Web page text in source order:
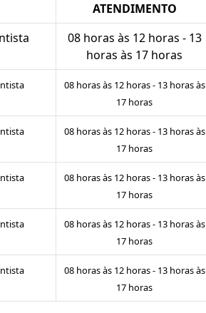
ATENDIMENTO
08 horas às 12 horas - 13
horas às 17 horas
08 horas às 12 horas - 13 horas às
17 horas
08 horas às 12 horas - 13 horas às
17 horas
08 horas às 12 horas - 13 horas às
17 horas
08 horas às 12 horas - 13 horas às
17 horas
08 horas às 12 horas - 13 horas às
17 horas